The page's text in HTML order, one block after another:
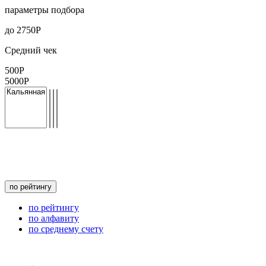
параметры подбора
до 2750Р
Средний чек
500Р
5000Р
по рейтингу
по рейтингу
по алфавиту
по среднему счету